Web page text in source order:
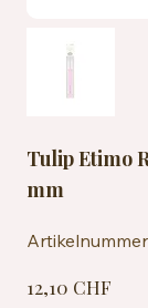
Tulip Etimo
mm
12,10 CHF